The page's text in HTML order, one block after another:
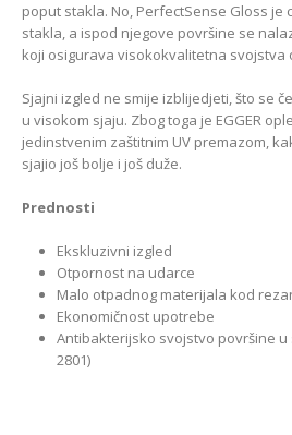
poput stakla. No, PerfectSense Gloss je
stakla, a ispod njegove površine se
koji osigurava visokokvalitetna svojstva
Sjajni izgled ne smije izblijedjeti, što se
u visokom sjaju. Zbog toga je EGGER
jedinstvenim zaštitnim UV premazom,
sjajio još bolje i još duže.
Prednosti
Ekskluzivni izgled
Otpornost na udarce
Malo otpadnog materijala kod
Ekonomičnost upotrebe
Antibakterijsko svojstvo površine u
2801)